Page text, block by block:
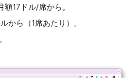
額17ドル/席から。
から（1席あたり）。
。